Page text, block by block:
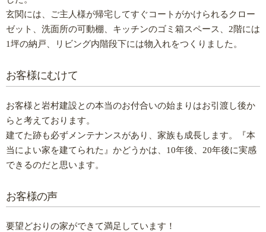
玄関には、ご主人様が帰宅してすぐコートがかけられるクロー
ゼット、洗面所の可動棚、キッチンのゴミ箱スペース、2階には
1坪の納戸、リビング内階段下には物入れをつくりました。
お客様にむけて
お客様と岩村建設との本当のお付合いの始まりはお引渡し後か
らと考えております。
建てた跡も必ずメンテナンスがあり、家族も成長します。『本
当によい家を建てられた』かどうかは、10年後、20年後に実感
できるのだと思います。
お客様の声
要望どおりの家ができて満足しています！